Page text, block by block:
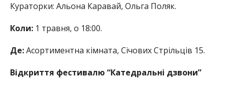
Кураторки: Альона Каравай, Ольга Поляк.
Коли:1 травня, о 18:00.
Де:Асортиментна кімната, Січових Стрільців 15.
Відкриття фестивалю “Катедральні дзвони”